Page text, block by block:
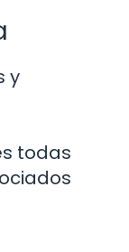
y
todas